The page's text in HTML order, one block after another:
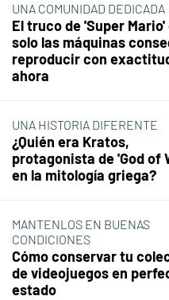
UNA COMUNIDAD DEDICADA
El truco de 'Super Mario'
solo las máquinas
reproducir con
ahora
UNA HISTORIA DIFERENTE
¿Quién era Kratos,
protagonista de 'God of
en la mitología griega?
MANTENLOS EN BUENAS
CONDICIONES
Cómo conservar tu
de videojuegos en
estado